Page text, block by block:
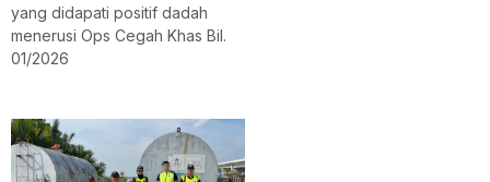
yang didapati positif dadah
menerusi Ops Cegah Khas Bil.
01/2026